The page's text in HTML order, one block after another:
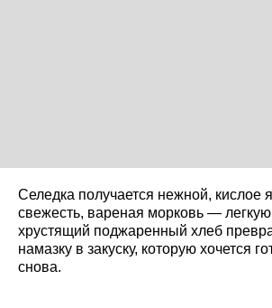
Селедка получается нежной, кислое
свежесть, вареная морковь — легкую
хрустящий поджаренный хлеб
намазку в закуску, которую хочется
снова.